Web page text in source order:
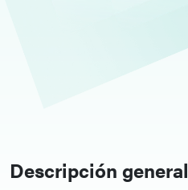
Descripción general